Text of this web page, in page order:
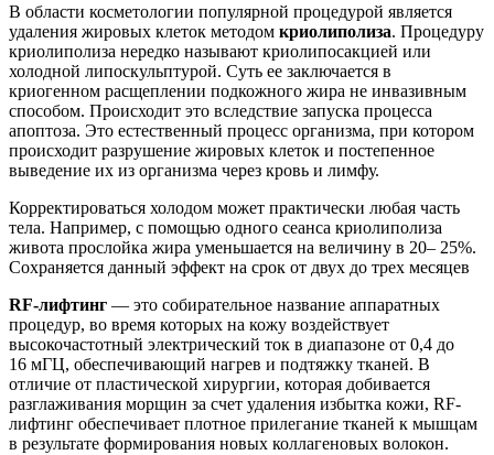
В области косметологии популярной процедурой является
удаления жировых клеток методом криолиполиза. Процедуру
криолиполиза нередко называют криолипосакцией или
холодной липоскульптурой. Суть ее заключается в
криогенном расщеплении подкожного жира не инвазивным
способом. Происходит это вследствие запуска процесса
апоптоза. Это естественный процесс организма, при котором
происходит разрушение жировых клеток и постепенное
выведение их из организма через кровь и лимфу.
Корректироваться холодом может практически любая часть
тела. Например, с помощью одного сеанса криолиполиза
живота прослойка жира уменьшается на величину в 20– 25%.
Сохраняется данный эффект на срок от двух до трех месяцев
RF-лифтинг — это собирательное название аппаратных
процедур, во время которых на кожу воздействует
высокочастотный электрический ток в диапазоне от 0,4 до
16 мГЦ, обеспечивающий нагрев и подтяжку тканей. В
отличие от пластической хирургии, которая добивается
разглаживания морщин за счет удаления избытка кожи, RF-
лифтинг обеспечивает плотное прилегание тканей к мышцам
в результате формирования новых коллагеновых волокон.